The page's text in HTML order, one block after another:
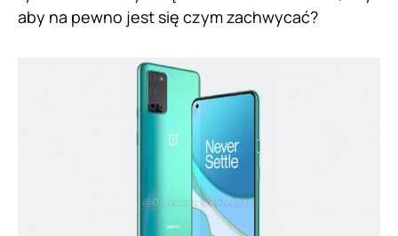
aby na pewno jest się czym zachwycać?